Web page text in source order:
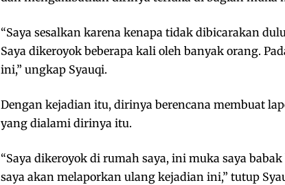
“Saya sesalkan karena kenapa tidak dibicarakan
Saya dikeroyok beberapa kali oleh banyak orang.
ini,” ungkap Syauqi.
Dengan kejadian itu, dirinya berencana membuat
yang dialami dirinya itu.
“Saya dikeroyok di rumah saya, ini muka saya
saya akan melaporkan ulang kejadian ini,” tutup